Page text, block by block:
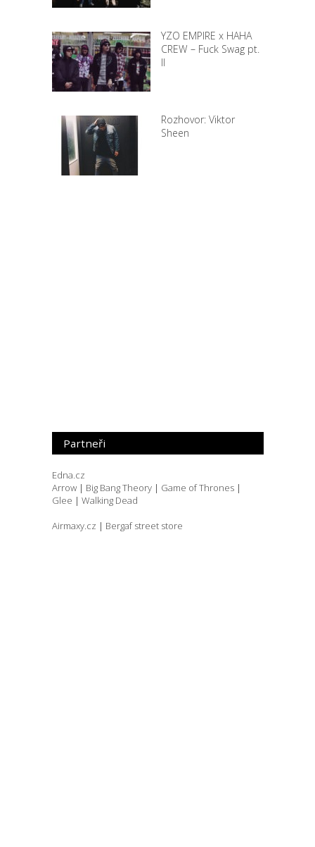
YZO EMPIRE x HAHA
CREW – Fuck Swag pt.
II
Rozhovor: Viktor
Sheen
Partneři
Edna.cz
Arrow | Big Bang Theory | Game of Thrones |
Glee | Walking Dead
Airmaxy.cz | Bergaf street store